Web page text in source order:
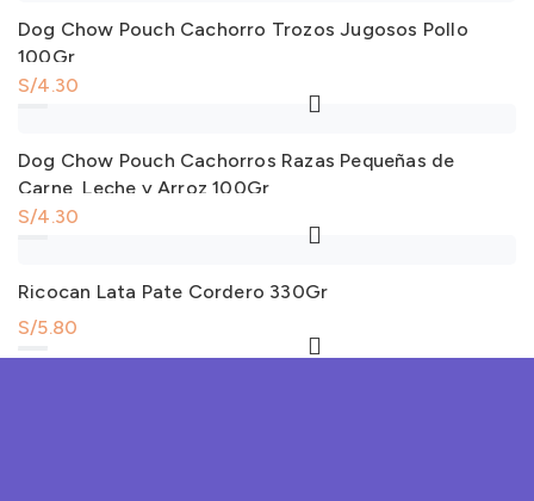
Dog Chow Pouch Cachorro Trozos Jugosos Pollo
100Gr
S/4.30
Dog Chow Pouch Cachorros Razas Pequeñas de
Carne, Leche y Arroz 100Gr
S/4.30
Ricocan Lata Pate Cordero 330Gr
S/5.80